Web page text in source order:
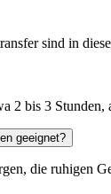
sind in
2 bis 3
geeignet?
die ruhigen